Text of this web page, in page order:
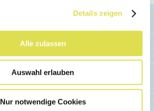
Details zeigen
Alle zulassen
Auswahl erlauben
Nur notwendige Cookies
Ähnliche Artikel